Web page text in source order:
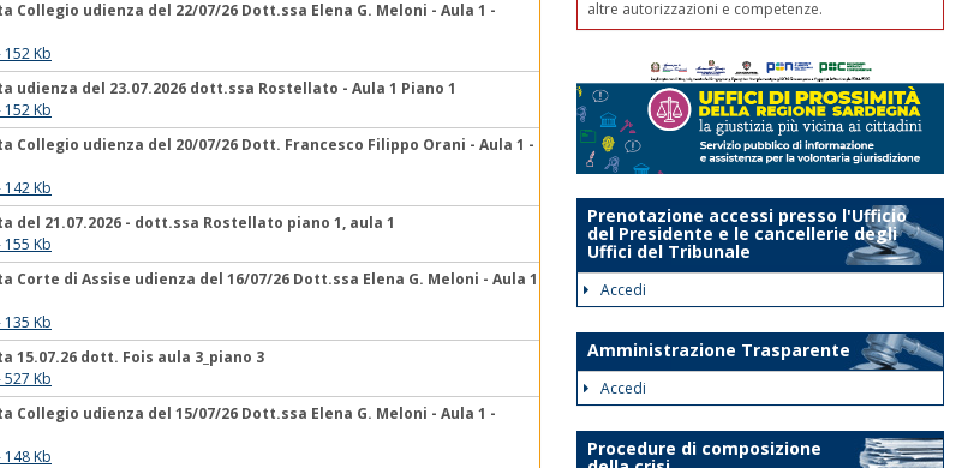
Collegio udienza del 22/07/26 Dott.ssa Elena G. Meloni - Aula 1 -
Kb
udienza del 23.07.2026 dott.ssa Rostellato - Aula 1 Piano 1
Kb
Collegio udienza del 20/07/26 Dott. Francesco Filippo Orani - Aula 1 -
Kb
del 21.07.2026 - dott.ssa Rostellato piano 1, aula 1
Kb
Corte di Assise udienza del 16/07/26 Dott.ssa Elena G. Meloni - Aula 1
Kb
15.07.26 dott. Fois aula 3_piano 3
Kb
Collegio udienza del 15/07/26 Dott.ssa Elena G. Meloni - Aula 1 -
Kb
altre autorizzazioni e competenze.
Prenotazione accessi presso l'Ufficio
del Presidente e le cancellerie degli
Uffici del Tribunale
Accedi
Amministrazione Trasparente
Accedi
Procedure di composizione